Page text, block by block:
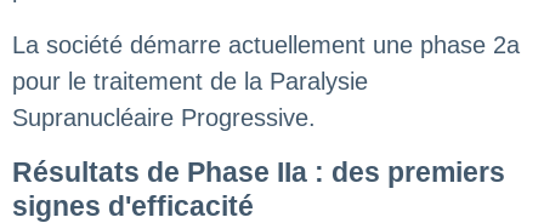
La société démarre actuellement une phase 2a
pour le traitement de la Paralysie
Supranucléaire Progressive.
Résultats de Phase IIa : des premiers
signes d'efficacité